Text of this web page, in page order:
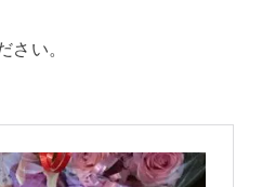
さい。